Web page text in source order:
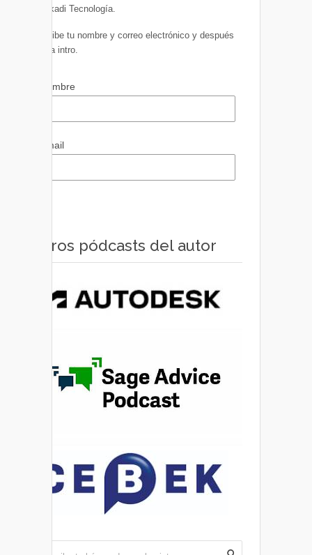
Euskadi Tecnología.
Escribe tu nombre y correo electrónico y después
pulsa intro.
Nombre
Email
Otros pódcasts del autor